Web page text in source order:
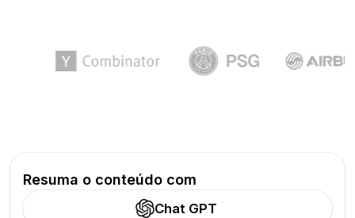
Resuma o conteúdo com
Chat GPT